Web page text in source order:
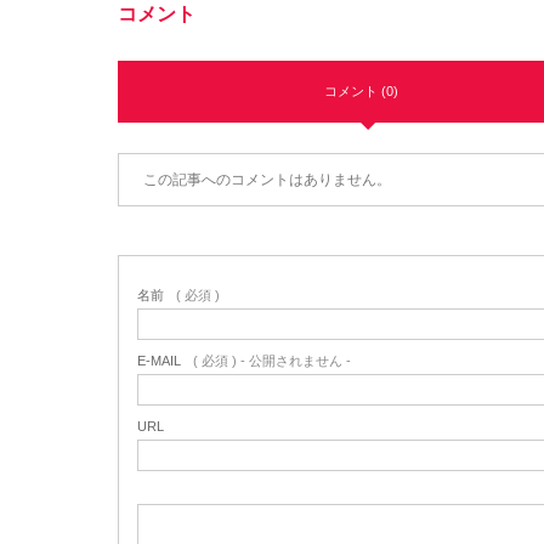
コメント
コメント (0)
この記事へのコメントはありません。
名前 ( 必須 )
E-MAIL ( 必須 ) - 公開されません -
URL